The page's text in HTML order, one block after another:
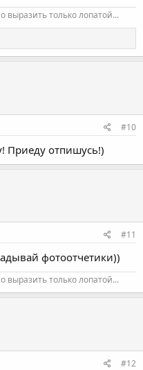
только лопатой...
#10
Приеду отпишусь!)
#11
фотоотчетики))
только лопатой...
#12